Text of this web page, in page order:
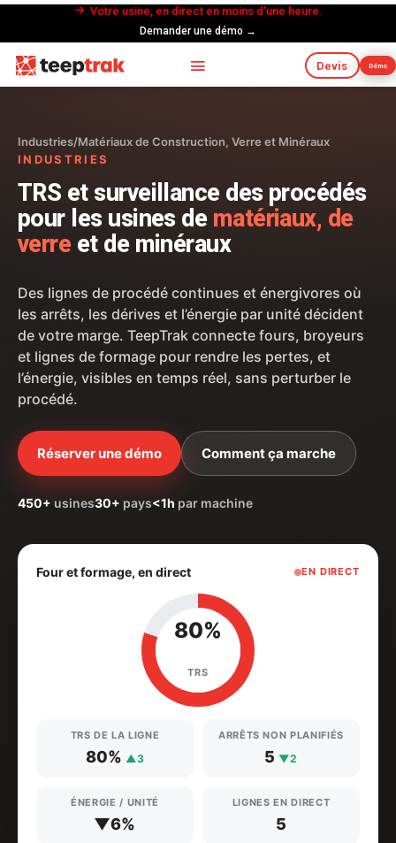
Votre usine, en direct en moins d’une heure.
Demander une démo →
Devis Démo
Industries/Matériaux de Construction, Verre et Minéraux
INDUSTRIES
TRS et surveillance des procédés
pour les usines de matériaux, de
verreet de minéraux
Des lignes de procédé continues et énergivores où
les arrêts, les dérives et l’énergie par unité décident
de votre marge. TeepTrak connecte fours, broyeurs
et lignes de formage pour rendre les pertes, et
l’énergie, visibles en temps réel, sans perturber le
procédé.
Réserver une démo Comment ça marche
450+ usines30+ pays<1h par machine
Four et formage, en direct EN DIRECT
80%
TRS
TRS DE LA LIGNE
80% ▲3
ARRÊTS NON PLANIFIÉS
5 ▼2
ÉNERGIE / UNITÉ
▼6%
LIGNES EN DIRECT
5